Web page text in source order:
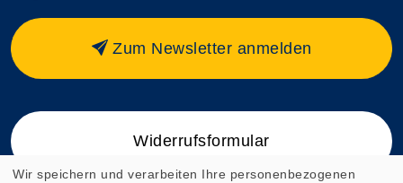
Zum Newsletter anmelden
Widerrufsformular
Wir speichern und verarbeiten Ihre personenbezogenen